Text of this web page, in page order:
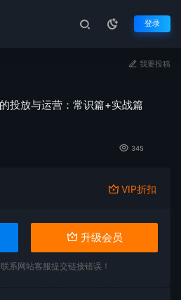
登录
我要投稿
投放与运营：常识篇+实战篇
345
VIP折扣
升级会员
系网站客服提交链接错误！